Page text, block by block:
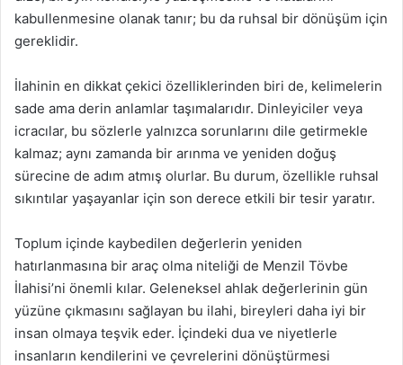
kabullenmesine olanak tanır; bu da ruhsal bir dönüşüm için
gereklidir.
İlahinin en dikkat çekici özelliklerinden biri de, kelimelerin
sade ama derin anlamlar taşımalarıdır. Dinleyiciler veya
icracılar, bu sözlerle yalnızca sorunlarını dile getirmekle
kalmaz; aynı zamanda bir arınma ve yeniden doğuş
sürecine de adım atmış olurlar. Bu durum, özellikle ruhsal
sıkıntılar yaşayanlar için son derece etkili bir tesir yaratır.
Toplum içinde kaybedilen değerlerin yeniden
hatırlanmasına bir araç olma niteliği de Menzil Tövbe
İlahisi’ni önemli kılar. Geleneksel ahlak değerlerinin gün
yüzüne çıkmasını sağlayan bu ilahi, bireyleri daha iyi bir
insan olmaya teşvik eder. İçindeki dua ve niyetlerle
insanların kendilerini ve çevrelerini dönüştürmesi